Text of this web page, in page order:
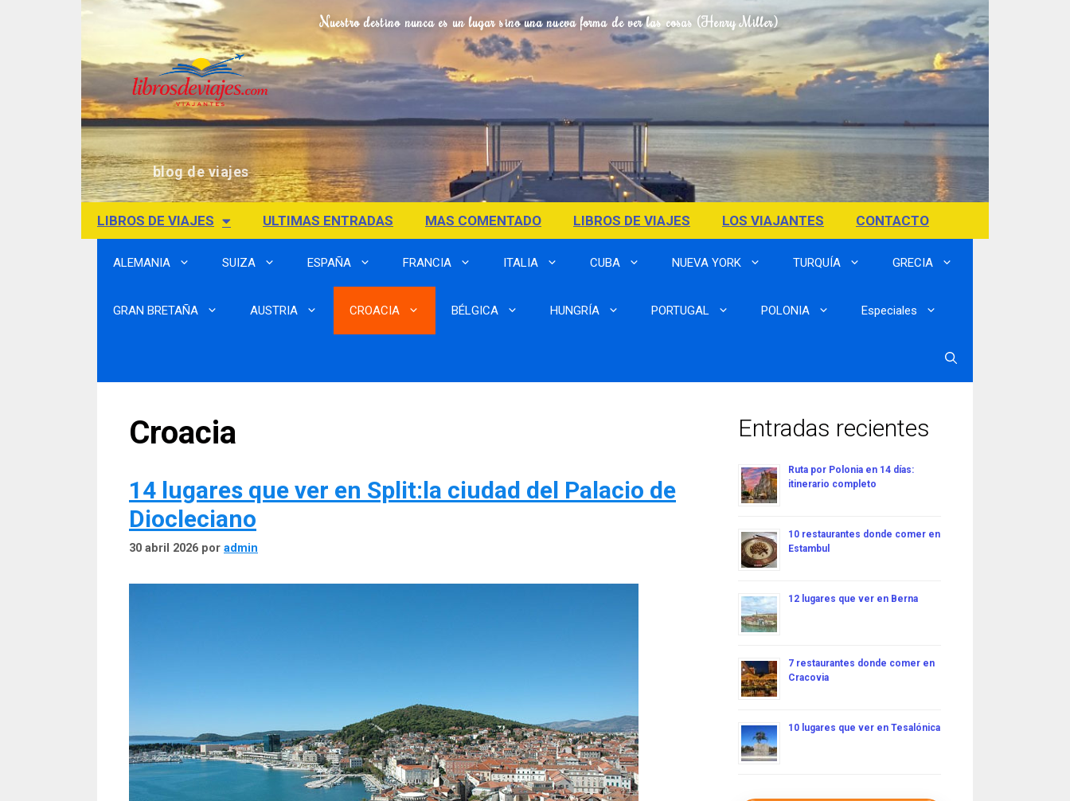
blog de viajes
Nuestro destino nunca es un lugar sino una nueva forma de ver las cosas (Henry Miller)
LIBROS DE VIAJES ULTIMAS ENTRADAS MAS COMENTADO LIBROS DE VIAJES LOS VIAJANTES CONTACTO
ALEMANIA SUIZA ESPAÑA FRANCIA ITALIA CUBA NUEVA YORK TURQUÍA GRECIA
GRAN BRETAÑA AUSTRIA CROACIA BÉLGICA HUNGRÍA PORTUGAL POLONIA Especiales
Croacia
14 lugares que ver en Split:la ciudad del Palacio de
Diocleciano
30 abril 2026 por admin
Entradas recientes
Ruta por Polonia en 14 días:
itinerario completo
10 restaurantes donde comer en
Estambul
12 lugares que ver en Berna
7 restaurantes donde comer en
Cracovia
10 lugares que ver en Tesalónica